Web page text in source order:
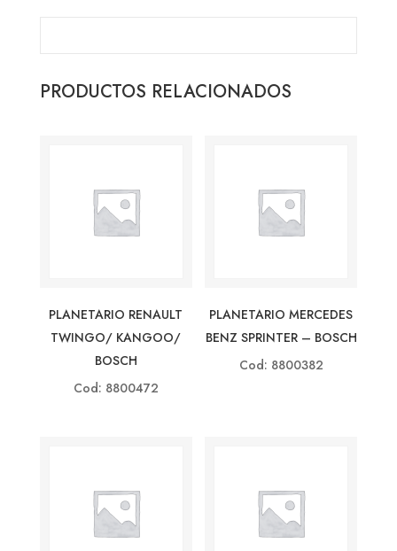
PRODUCTOS RELACIONADOS
PLANETARIO RENAULT
TWINGO/ KANGOO/
BOSCH
Cod: 8800472
PLANETARIO MERCEDES
BENZ SPRINTER – BOSCH
Cod: 8800382